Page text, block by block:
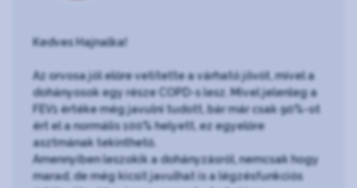
Kedves Hajnalka!
Az orvosa jól előre vetítette a várható jövőt, mivel a
dohányosok egy része COPD-s lesz. Mivel jelenleg a
FEV1 értéke még javulni tudott, bár már csak 90%-ot
ért el a normális 100% helyett, ez egyelőre
asztmának tekinthető.
Amennyiben leszokik a dohányzásról, nemcsak hogy
marad, de még kicsit javulhat is a légzésfunkciós